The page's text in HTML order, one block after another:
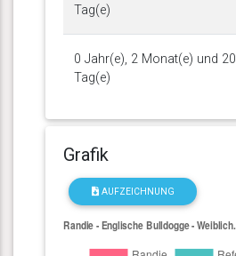
Tag(e)
0 Jahr(e), 2 Monat(e) und 20
Tag(e)
Grafik
AUFZEICHNUNG